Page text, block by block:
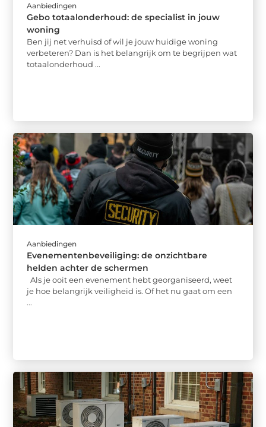
Aanbiedingen
Gebo totaalonderhoud: de specialist in jouw
woning
Ben jij net verhuisd of wil je jouw huidige woning
verbeteren? Dan is het belangrijk om te begrijpen wat
totaalonderhoud ...
Aanbiedingen
Evenementenbeveiliging: de onzichtbare
helden achter de schermen
Als je ooit een evenement hebt georganiseerd, weet
je hoe belangrijk veiligheid is. Of het nu gaat om een
...